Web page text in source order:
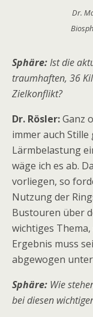
Dr.
Sphäre:Ist die
traumhaften, 36
Zielkonflikt?
Dr. Rösler:Ganz
immer auch
Lärmbelastung
wäge ich es ab.
vorliegen, so
Nutzung der
Bustouren über
wichtiges
Ergebnis muss
abgewogen
Sphäre: Wie
bei diesen